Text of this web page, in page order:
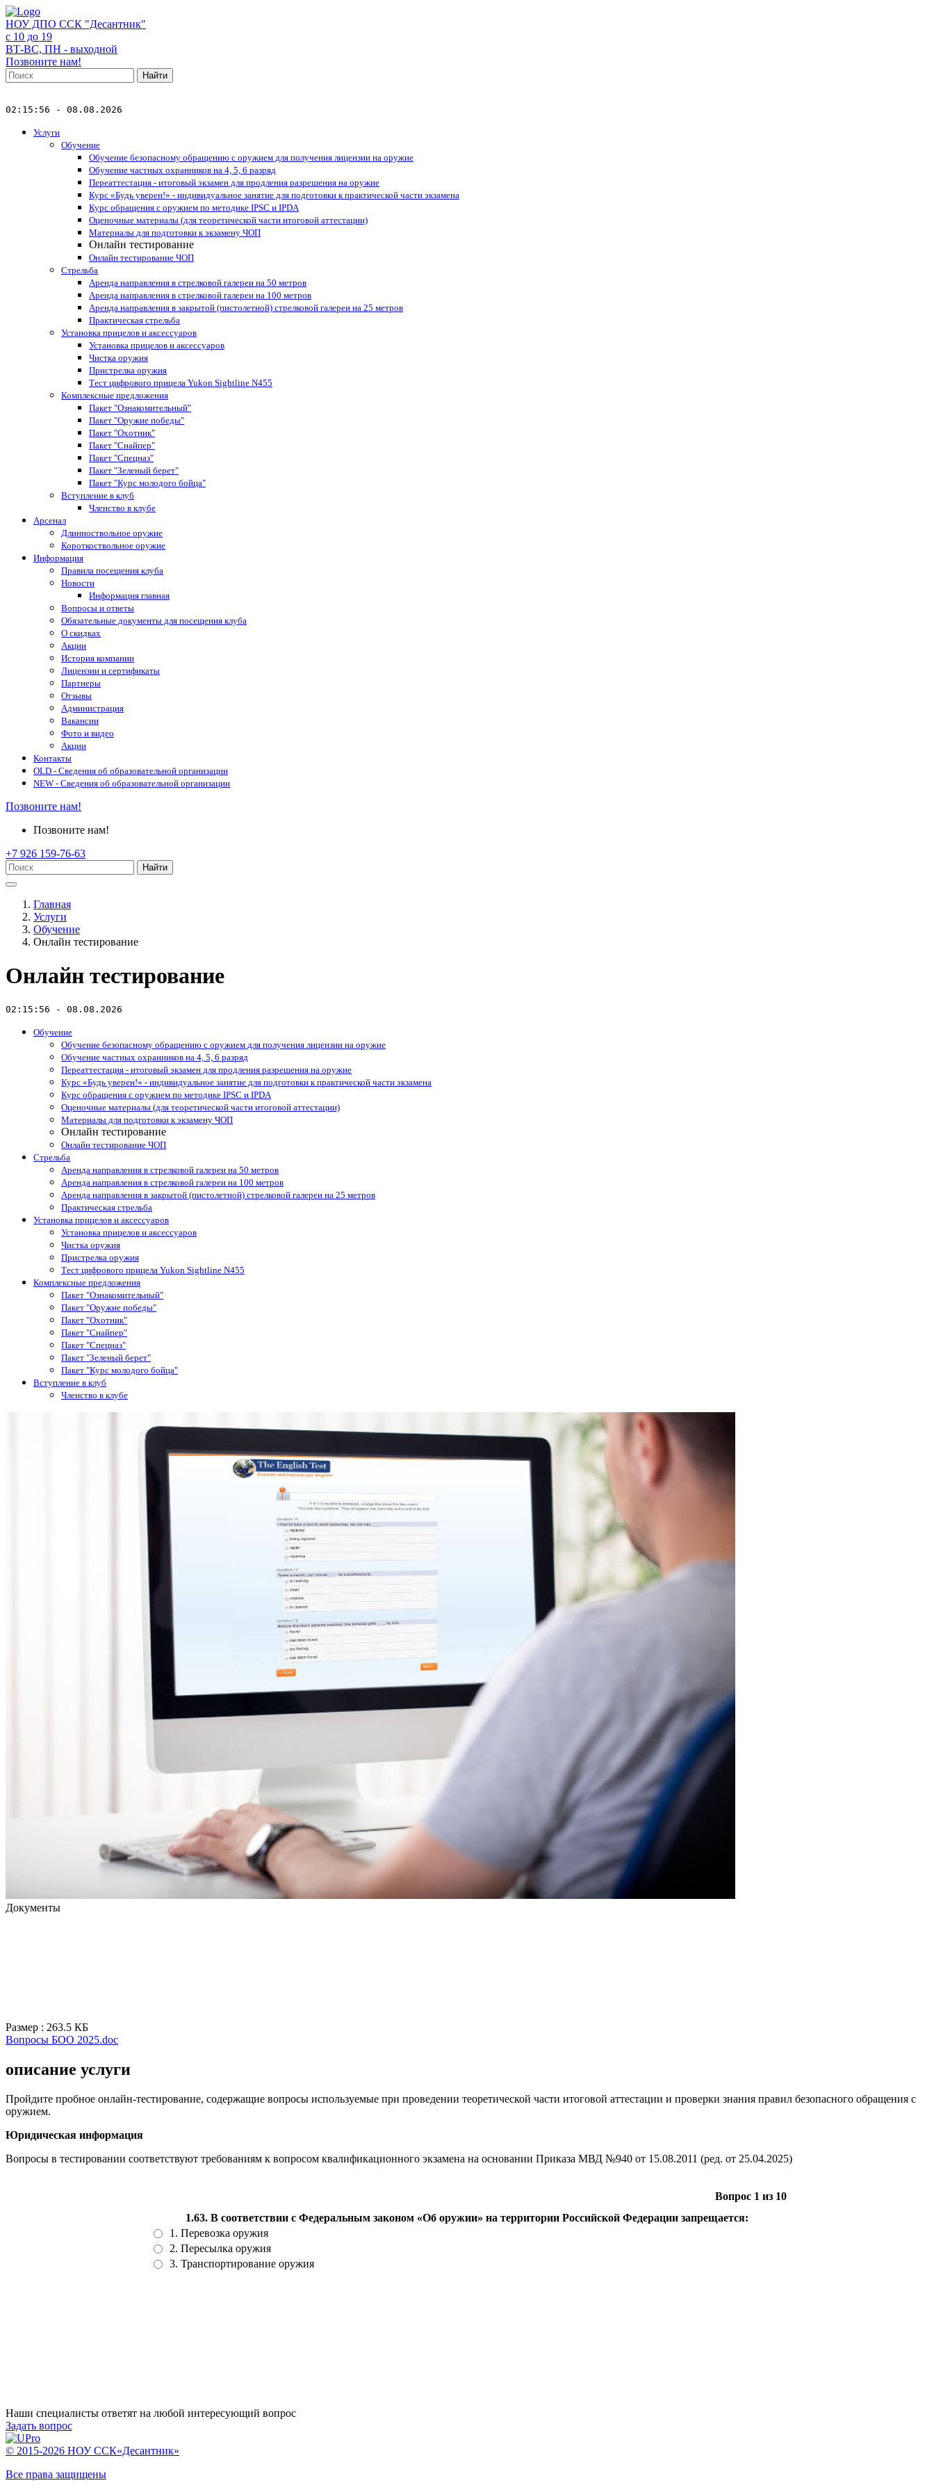
НОУ ДПО ССК "Десантник"
с 10 до 19
ВТ-ВС, ПН - выходной
Позвоните нам!
Найти
02:15:56 - 08.08.2026
Услуги
Обучение
Обучение безопасному обращению с оружием для получения лицензии на оружие
Обучение частных охранников на 4, 5, 6 разряд
Переаттестация - итоговый экзамен для продления разрешения на оружие
Курс «Будь уверен!» - индивидуальное занятие для подготовки к практической части экзамена
Курс обращения с оружием по методике IPSC и IPDA
Оценочные материалы (для теоретической части итоговой аттестации)
Материалы для подготовки к экзамену ЧОП
Онлайн тестирование
Онлайн тестирование ЧОП
Стрельба
Аренда направления в стрелковой галереи на 50 метров
Аренда направления в стрелковой галереи на 100 метров
Аренда направления в закрытой (пистолетной) стрелковой галереи на 25 метров
Практическая стрельба
Установка прицелов и аксессуаров
Установка прицелов и аксессуаров
Чистка оружия
Пристрелка оружия
Тест цифрового прицела Yukon Sightline N455
Комплексные предложения
Пакет "Ознакомительный"
Пакет "Оружие победы"
Пакет "Охотник"
Пакет "Снайпер"
Пакет "Спецназ"
Пакет "Зеленый берет"
Пакет "Курс молодого бойца"
Вступление в клуб
Членство в клубе
Арсенал
Длинноствольное оружие
Короткоствольное оружие
Информация
Правила посещения клуба
Новости
Информация главная
Вопросы и ответы
Обязательные документы для посещения клуба
О скидках
Акции
История компании
Лицензии и сертификаты
Партнеры
Отзывы
Администрация
Вакансии
Фото и видео
Акции
Контакты
OLD - Сведения об образовательной организации
NEW - Сведения об образовательной организации
Позвоните нам!
Позвоните нам!
+7 926 159-76-63
Найти
Главная
Услуги
Обучение
Онлайн тестирование
Онлайн тестирование
02:15:56 - 08.08.2026
Обучение
Обучение безопасному обращению с оружием для получения лицензии на оружие
Обучение частных охранников на 4, 5, 6 разряд
Переаттестация - итоговый экзамен для продления разрешения на оружие
Курс «Будь уверен!» - индивидуальное занятие для подготовки к практической части экзамена
Курс обращения с оружием по методике IPSC и IPDA
Оценочные материалы (для теоретической части итоговой аттестации)
Материалы для подготовки к экзамену ЧОП
Онлайн тестирование
Онлайн тестирование ЧОП
Стрельба
Аренда направления в стрелковой галереи на 50 метров
Аренда направления в стрелковой галереи на 100 метров
Аренда направления в закрытой (пистолетной) стрелковой галереи на 25 метров
Практическая стрельба
Установка прицелов и аксессуаров
Установка прицелов и аксессуаров
Чистка оружия
Пристрелка оружия
Тест цифрового прицела Yukon Sightline N455
Комплексные предложения
Пакет "Ознакомительный"
Пакет "Оружие победы"
Пакет "Охотник"
Пакет "Снайпер"
Пакет "Спецназ"
Пакет "Зеленый берет"
Пакет "Курс молодого бойца"
Вступление в клуб
Членство в клубе
Документы
Размер : 263.5 КБ
Вопросы БОО 2025.doc
описание услуги
Пройдите пробное онлайн-тестирование, содержащие вопросы используемые при проведении теоретической части итоговой аттестации и проверки знания правил безопасного обращения с
оружием.
Юридическая информация
Вопросы в тестировании соответствуют требованиям к вопросом квалификационного экзамена на основании Приказа МВД №940 от 15.08.2011 (ред. от 25.04.2025)
Вопрос 1 из 10
1.63. В соответствии с Федеральным законом «Об оружии» на территории Российской Федерации запрещается:
1. Перевозка оружия
2. Пересылка оружия
3. Транспортирование оружия
Наши специалисты ответят на любой интересующий вопрос
Задать вопрос
© 2015-2026 НОУ ССК«Десантник»
Все права защищены